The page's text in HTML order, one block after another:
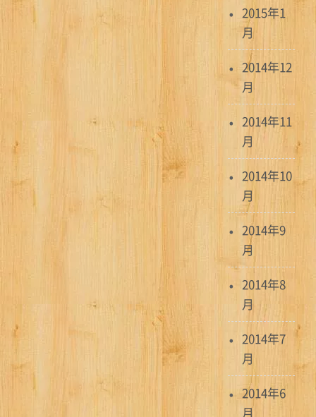
2015年1
月
2014年12
月
2014年11
月
2014年10
月
2014年9
月
2014年8
月
2014年7
月
2014年6
月